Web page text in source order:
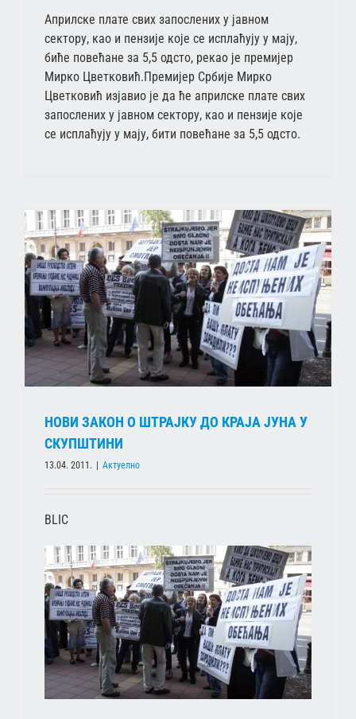
Априлске плате свих запослених у јавном
сектору, као и пензије које се исплаћују у мају,
биће повећане за 5,5 одсто, рекао је премијер
Мирко Цветковић.Премијер Србије Мирко
Цветковић изјавио је да ће априлске плате свих
запослених у јавном сектору, као и пензије које
се исплаћују у мају, бити повећане за 5,5 одсто.
НОВИ ЗАКОН О ШТРАЈКУ ДО КРАЈА ЈУНА У
СКУПШТИНИ
13.04. 2011. Актуелно
BLIC